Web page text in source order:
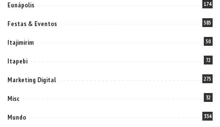
Eunápolis 174
Festas & Eventos 585
Itajimirim 50
Itapebi 72
Marketing Digital 275
Misc 32
Mundo 334